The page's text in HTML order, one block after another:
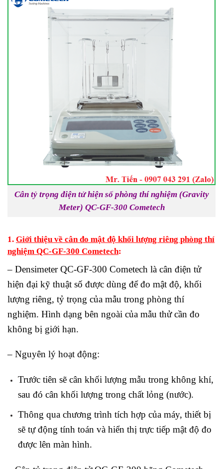
Cân tỷ trọng điện tử hiện số phòng thí nghiệm (Gravity
Meter) QC-GF-300 Cometech
1. Giới thiệu về cân đo mật độ khối lượng riêng phòng thí
nghiệm QC-GF-300 Cometech:
– Densimeter QC-GF-300 Cometech là cân điện tử
hiện đại kỹ thuật số được dùng để đo mật độ, khối
lượng riêng, tỷ trọng của mẫu trong phòng thí
nghiệm. Hình dạng bên ngoài của mẫu thử cần đo
không bị giới hạn.
– Nguyên lý hoạt động:
Trước tiên sẽ cân khối lượng mẫu trong không khí,
sau đó cân khối lượng trong chất lỏng (nước).
Thông qua chương trình tích hợp của máy, thiết bị
sẽ tự động tính toán và hiển thị trực tiếp mật độ đo
được lên màn hình.